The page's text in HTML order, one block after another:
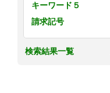
キーワード５
請求記号
検索結果一覧